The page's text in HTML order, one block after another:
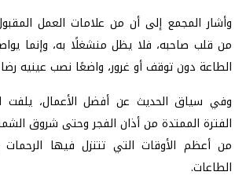
وأشار المجمع إلى أن من علامات العمل
من قلب صاحبه، فلا يظل منشغلًا به، وإنما
الطاعة دون توقف أو غرور، واضعًا نصب عينيه
وفي سياق الحديث عن أفضل الأعمال، يلفت
الفترة الممتدة من أذان الفجر وحتى شروق
من أعظم الأوقات التي تتنزل فيها
الطاعات.